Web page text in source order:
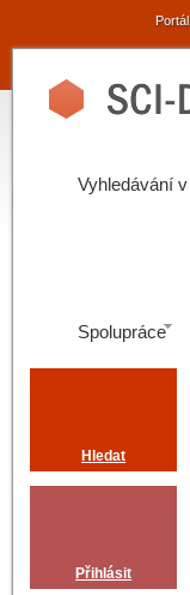
Vyhledávání
Spolupráce
Hledat
Přihlásit